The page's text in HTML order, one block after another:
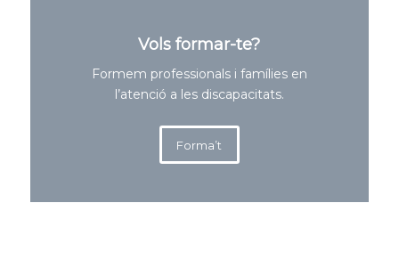
Vols formar-te?
Formem professionals i famílies en
l’atenció a les discapacitats.
Forma’t